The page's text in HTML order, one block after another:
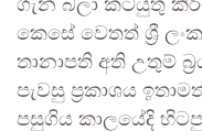
ගැන බලා කටයුතු
කෙසේ වෙතත් ශ්‍රී
තානාපති අති උතුම්
පැවසු ප්‍රකාශය
පසුගිය කාලයේදි